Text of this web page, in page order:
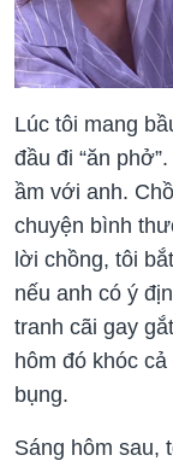
Lúc tôi mang
đầu đi “ăn
ầm với anh.
chuyện bình
lời chồng, tôi
nếu anh có ý
tranh cãi gay
hôm đó khóc
bụng.
Sáng hôm sau,